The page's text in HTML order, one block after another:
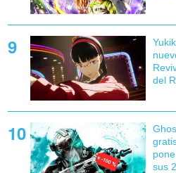
del
sus